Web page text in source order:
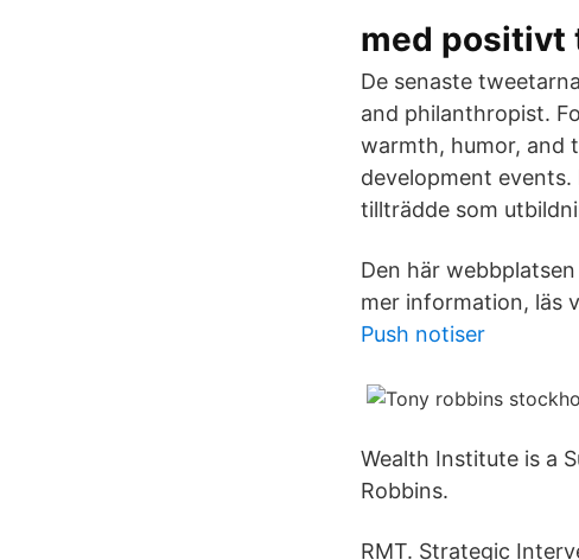
med positivt
De senaste
and philanthropist.
warmth, humor, and
development events.
tillträdde som
Den här
mer information, läs
Push notiser
Wealth Institute is a
Robbins.
RMT. Strategic